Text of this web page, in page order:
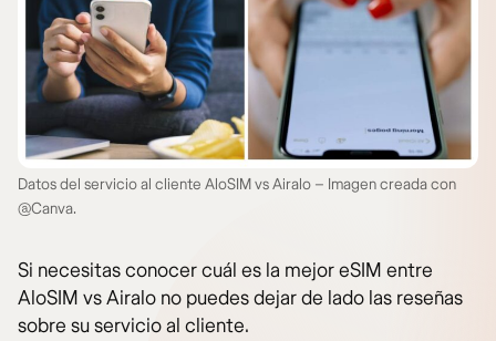
Datos del servicio al cliente AloSIM vs Airalo – Imagen creada con
@Canva.
Si necesitas conocer cuál es la mejor eSIM entre
AloSIM vs Airalo no puedes dejar de lado las reseñas
sobre su servicio al cliente.